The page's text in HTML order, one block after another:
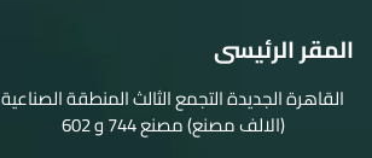
المقر الرئيسى
القاهرة الجديدة التجمع الثالث المنطقة الصناعية
(الالف مصنع) مصنع 744 و 602